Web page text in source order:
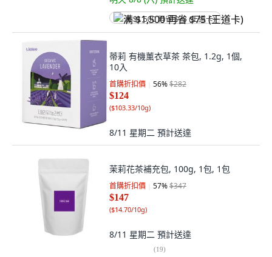
满 $1,500 再省 $75 (王道卡)
蒂莉 有機薰衣草茶 茶包, 1.2g, 1個,
10入
首購折扣價 56%$282
$124
($103.33/10g)
8/11 星期二 預計送達
茉莉花茶補充包, 100g, 1包, 1包
首購折扣價 57%$347
$147
($14.70/10g)
8/11 星期二 預計送達
(19)